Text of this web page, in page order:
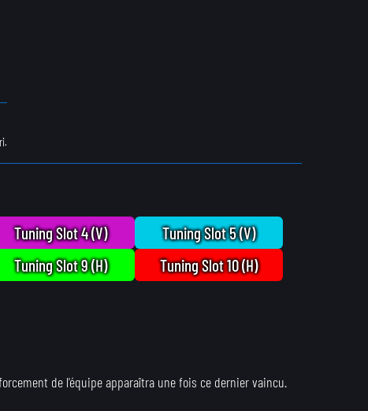
Tuning Slot 4 (V)
Tuning Slot 5 (V)
Tuning Slot 9 (H) Tuning Slot 10 (H)
de l'équipe apparaîtra une fois ce dernier vaincu.